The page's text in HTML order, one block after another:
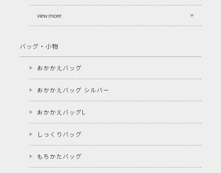
view more
バッグ・小物
おかかえバッグ
おかかえバッグ シルバー
おかかえバッグL
しっくりバッグ
もちかたバッグ